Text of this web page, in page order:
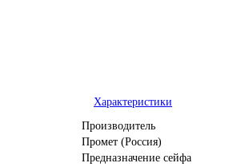
Характеристики
Производитель
Промет (Россия)
Предназначение сейфа